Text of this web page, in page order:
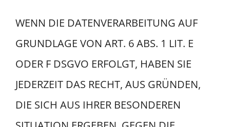
WENN DIE DATENVERARBEITUNG AUF
GRUNDLAGE VON ART. 6 ABS. 1 LIT. E
ODER F DSGVO ERFOLGT, HABEN SIE
JEDERZEIT DAS RECHT, AUS GRÜNDEN,
DIE SICH AUS IHRER BESONDEREN